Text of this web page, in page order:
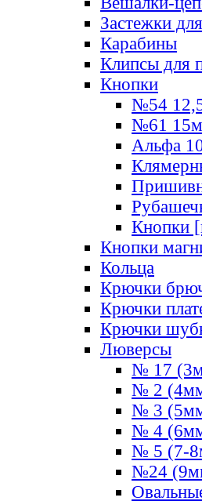
Застежки
Карабины
Клипсы для
Кнопки
№54
№61
Альфа
Кнопки
Кнопки
Кольца
Крючки
Крючки
Крючки
Люверсы
№ 17
№ 2
№ 3
№ 4
№ 5 (7-
№24